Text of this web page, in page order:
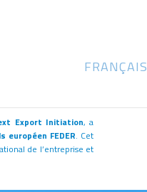
FRANÇAIS
Export Initiation, a
européen FEDER. Cet
de l’entreprise et